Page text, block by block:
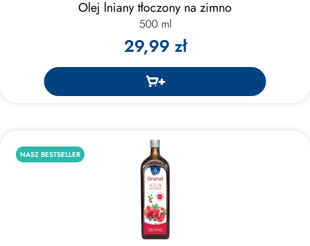
Olej lniany tłoczony na zimno
500 ml
29,99 zł
NASZ BESTSELLER